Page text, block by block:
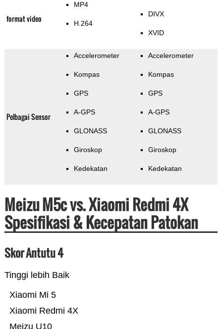
format video
MP4
H.264
DIVX
XVID
Pelbagai Sensor
Accelerometer
Kompas
GPS
A-GPS
GLONASS
Giroskop
Kedekatan
Accelerometer
Kompas
GPS
A-GPS
GLONASS
Giroskop
Kedekatan
Meizu M5c vs. Xiaomi Redmi 4X
Spesifikasi & Kecepatan Patokan
Skor Antutu 4
Tinggi lebih Baik
Meizu U10
Xiaomi Redmi 4X
Xiaomi Mi 5